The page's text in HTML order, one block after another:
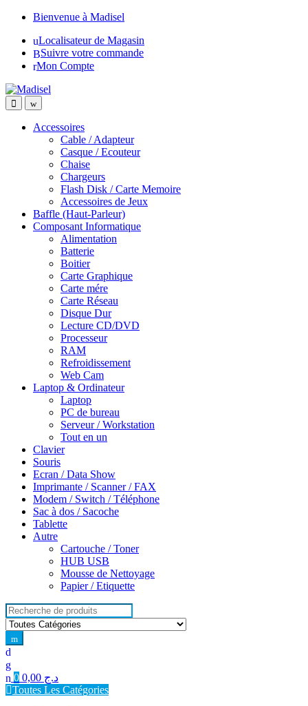
Skip
navigation
Skip
content
Bienvenue à Madisel
Localisateur de Magasin
Suivre votre commande
Mon Compte
Accessoires
Cable / Adapteur
Casque / Ecouteur
Chaise
Chargeurs
Flash Disk / Carte Memoire
Accessoires de Jeux
Baffle (Haut-Parleur)
Composant Informatique
Alimentation
Batterie
Boitier
Carte Graphique
Carte mére
Carte Réseau
Disque Dur
Lecture CD/DVD
Processeur
RAM
Refroidissement
Web Cam
Laptop & Ordinateur
Laptop
PC de bureau
Serveur / Workstation
Tout en un
Clavier
Souris
Ecran / Data Show
Imprimante / Scanner / FAX
Modem / Switch / Téléphone
Sac à dos / Sacoche
Tablette
Autre
Cartouche / Toner
HUB USB
Mousse de Nettoyage
Papier / Etiquette
Search
for:
0 د.ج
Toutes Les Catégories